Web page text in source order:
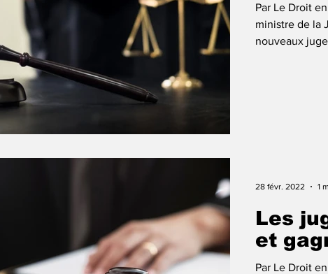
Par Le Droit
ministre de la
nouveaux
Les
et
Par Le Droit
28 févr. 2022 1